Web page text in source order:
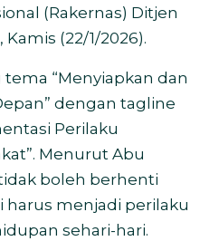
(Rakernas) Ditjen
(22/1/2026).
“Menyiapkan dan
dengan tagline
Perilaku
Menurut Abu
boleh berhenti
harus menjadi perilaku
sehari-hari.